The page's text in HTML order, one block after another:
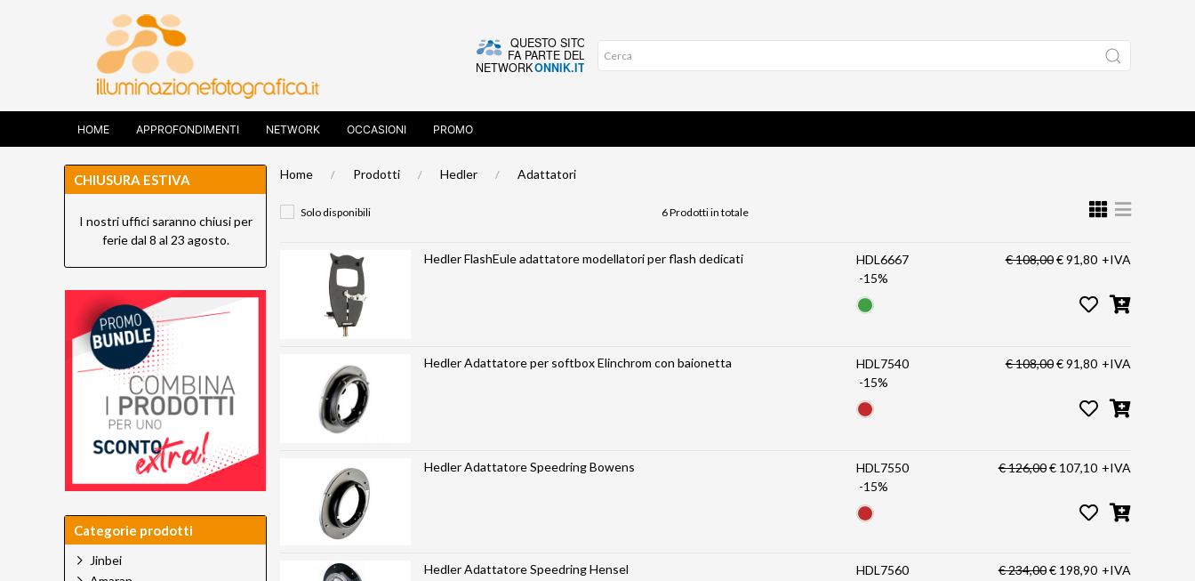
HOME APPROFONDIMENTI NETWORK OCCASIONI PROMO
Home Prodotti Hedler Adattatori
Solo disponibili 6 Prodotti in totale
Hedler FlashEule adattatore modellatori per flash dedicati
HDL6667
-15%
€ 108,00€ 91,80 +IVA
Hedler Adattatore per softbox Elinchrom con baionetta
HDL7540
-15%
€ 108,00€ 91,80 +IVA
Hedler Adattatore Speedring Bowens
HDL7550
-15%
€ 126,00€ 107,10 +IVA
Hedler Adattatore Speedring Hensel
HDL7560
€ 234,00€ 198,90 +IVA
CHIUSURA ESTIVA
I nostri uffici saranno chiusi per
ferie dal 8 al 23 agosto.
Categorie prodotti
Jinbei